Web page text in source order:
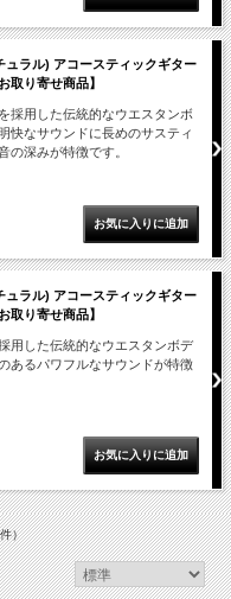
ラル) アコースティックギター
取り寄せ商品】
採用した伝統的なウエスタンボ
快なサウンドに長めのサスティ
の深みが特徴です。
ラル) アコースティックギター
取り寄せ商品】
用した伝統的なウエスタンボデ
あるパワフルなサウンドが特徴
）